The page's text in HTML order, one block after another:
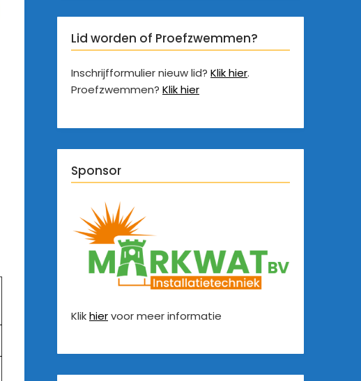
Lid worden of Proefzwemmen?
Inschrijfformulier nieuw lid? Klik hier.
Proefzwemmen? Klik hier
Sponsor
Klikhiervoor meer informatie